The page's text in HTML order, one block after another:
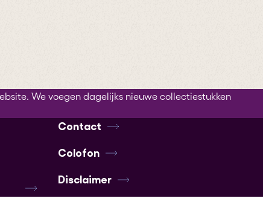
We voegen dagelijks nieuwe collectiestukken
Contact
Colofon
Disclaimer